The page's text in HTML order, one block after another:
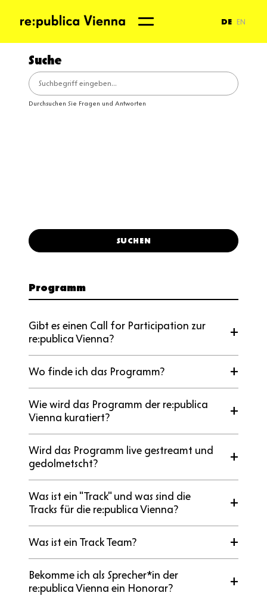
Inhalt
DE EN
Suche
Durchsuchen Sie Fragen und Antworten
Programm
Gibt es einen Call for Participation zur
re:publica Vienna?
Wo finde ich das Programm?
Wie wird das Programm der re:publica
Vienna kuratiert?
Wird das Programm live gestreamt und
gedolmetscht?
Was ist ein "Track" und was sind die
Tracks für die re:publica Vienna?
Was ist ein Track Team?
Bekomme ich als Sprecher*in der
re:publica Vienna ein Honorar?